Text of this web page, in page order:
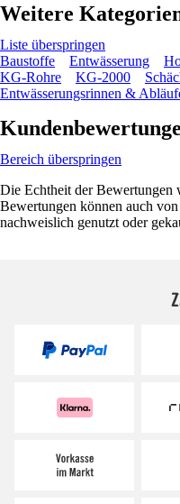
Weitere
Liste überspringen
Baustoffe
Entwässerung
KG-Rohre
KG-2000
Entwässerungsrinnen &
Bereich überspringen
Die Echtheit der Bewertungen
Bewertungen können auch
nachweislich genutzt oder